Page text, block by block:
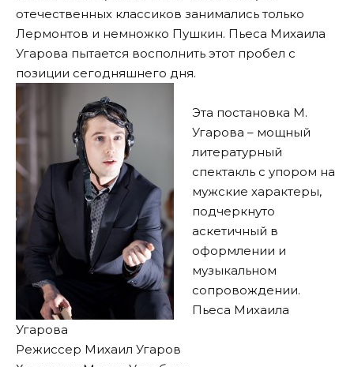
отечественных классиков занимались только
Лермонтов и немножко Пушкин. Пьеса Михаила
Угарова пытается восполнить этот пробел с
позиции сегодняшнего дня.
Эта постановка М.
Угарова – мощный
литературный
спектакль с упором на
мужские характеры,
подчеркнуто
аскетичный в
оформлении и
музыкальном
сопровождении.
Пьеса Михаила
Угарова
Режиссер Михаил Угаров